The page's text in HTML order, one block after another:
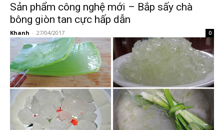
Sản phẩm công nghệ mới – Bắp sấy chà
bông giòn tan cực hấp dẫn
Khanh - 27/04/2017 0